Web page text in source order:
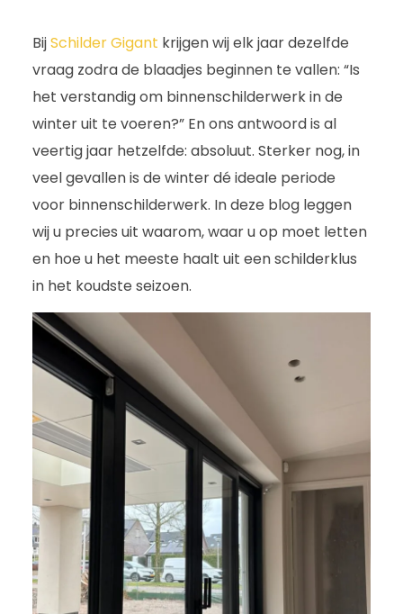
BijSchilder Gigant krijgen wij elk jaar dezelfde
vraag zodra de blaadjes beginnen te vallen: “Is
het verstandig om binnenschilderwerk in de
winter uit te voeren?” En ons antwoord is al
veertig jaar hetzelfde: absoluut. Sterker nog, in
veel gevallen is de winter dé ideale periode
voor binnenschilderwerk. In deze blog leggen
wij u precies uit waarom, waar u op moet letten
en hoe u het meeste haalt uit een schilderklus
in het koudste seizoen.